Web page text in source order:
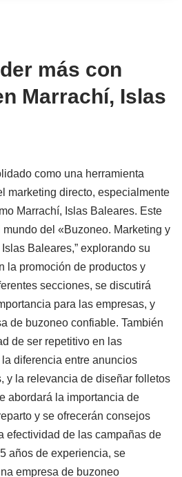
más con
Marrachí, Islas
como una herramienta
marketing directo, especialmente
Marrachí, Islas Baleares. Este
del «Buzoneo. Marketing y
Baleares,” explorando su
la promoción de productos y
secciones, se discutirá
para las empresas, y
de buzoneo confiable. También
de ser repetitivo en las
diferencia entre anuncios
y la relevancia de diseñar folletos
abordará la importancia de
y se ofrecerán consejos
efectividad de las campañas de
años de experiencia, se
empresa de buzoneo